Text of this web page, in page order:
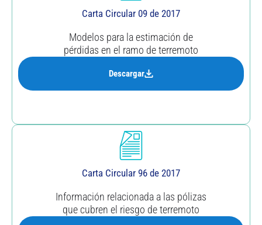
Carta Circular 09 de 2017
Modelos para la estimación de
pérdidas en el ramo de terremoto
Descargar
Carta Circular 96 de 2017
Información relacionada a las pólizas
que cubren el riesgo de terremoto